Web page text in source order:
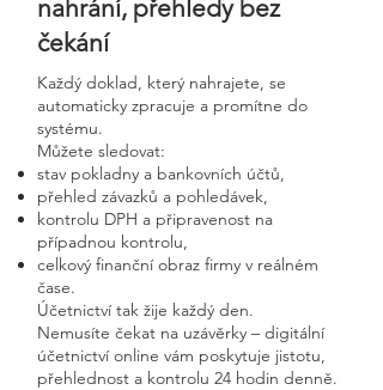
nahrání, přehledy bez
čekání
Každý doklad, který nahrajete, se
automaticky zpracuje a promítne do
systému.
Můžete sledovat:
stav pokladny a bankovních účtů,
přehled závazků a pohledávek,
kontrolu DPH a připravenost na
případnou kontrolu,
celkový finanční obraz firmy v reálném
čase.
Účetnictví tak žije každý den.
Nemusíte čekat na uzávěrky – digitální
účetnictví online vám poskytuje jistotu,
přehlednost a kontrolu 24 hodin denně.